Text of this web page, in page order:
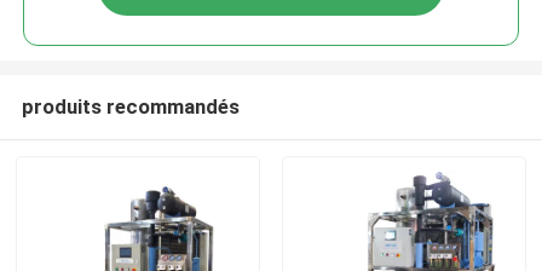
produits recommandés